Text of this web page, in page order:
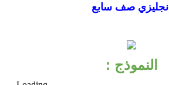
إنجليزي صف سابع
النموذج :